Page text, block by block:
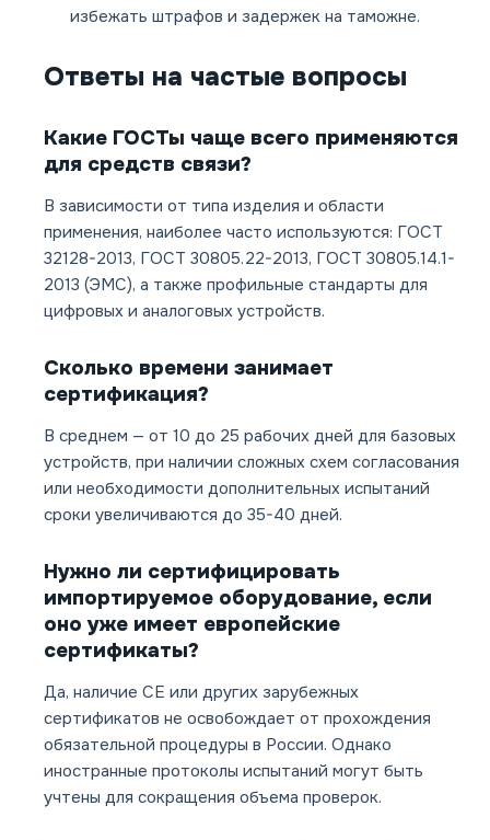
избежать штрафов и задержек на таможне.
Ответы на частые вопросы
Какие ГОСТы чаще всего применяются
для средств связи?
В зависимости от типа изделия и области
применения, наиболее часто используются: ГОСТ
32128-2013, ГОСТ 30805.22-2013, ГОСТ 30805.14.1-
2013 (ЭМС), а также профильные стандарты для
цифровых и аналоговых устройств.
Сколько времени занимает
сертификация?
В среднем — от 10 до 25 рабочих дней для базовых
устройств, при наличии сложных схем согласования
или необходимости дополнительных испытаний
сроки увеличиваются до 35-40 дней.
Нужно ли сертифицировать
импортируемое оборудование, если
оно уже имеет европейские
сертификаты?
Да, наличие CE или других зарубежных
сертификатов не освобождает от прохождения
обязательной процедуры в России. Однако
иностранные протоколы испытаний могут быть
учтены для сокращения объема проверок.